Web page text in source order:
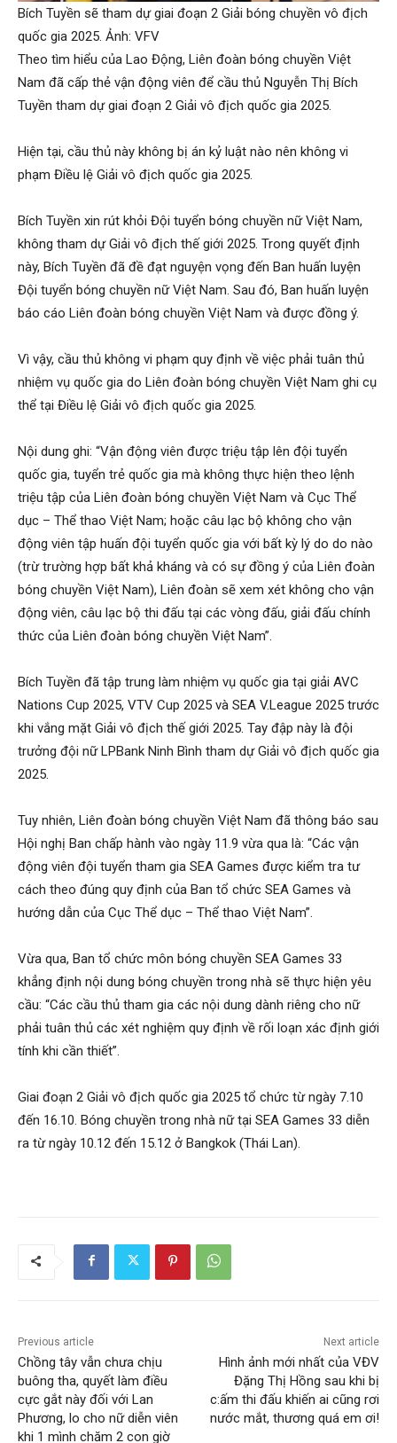
Bích Tuyền sẽ tham dự giai đoạn 2 Giải bóng chuyền vô địch
quốc gia 2025. Ảnh: VFV
Theo tìm hiểu của Lao Động, Liên đoàn bóng chuyền Việt
Nam đã cấp thẻ vận động viên để cầu thủ Nguyễn Thị Bích
Tuyền tham dự giai đoạn 2 Giải vô địch quốc gia 2025.
Hiện tại, cầu thủ này không bị án kỷ luật nào nên không vi
phạm Điều lệ Giải vô địch quốc gia 2025.
Bích Tuyền xin rút khỏi Đội tuyển bóng chuyền nữ Việt Nam,
không tham dự Giải vô địch thế giới 2025. Trong quyết định
này, Bích Tuyền đã đề đạt nguyện vọng đến Ban huấn luyện
Đội tuyển bóng chuyền nữ Việt Nam. Sau đó, Ban huấn luyện
báo cáo Liên đoàn bóng chuyền Việt Nam và được đồng ý.
Vì vậy, cầu thủ không vi phạm quy định về việc phải tuân thủ
nhiệm vụ quốc gia do Liên đoàn bóng chuyền Việt Nam ghi cụ
thể tại Điều lệ Giải vô địch quốc gia 2025.
Nội dung ghi: “Vận động viên được triệu tập lên đội tuyển
quốc gia, tuyển trẻ quốc gia mà không thực hiện theo lệnh
triệu tập của Liên đoàn bóng chuyền Việt Nam và Cục Thể
dục – Thể thao Việt Nam; hoặc câu lạc bộ không cho vận
động viên tập huấn đội tuyển quốc gia với bất kỳ lý do do nào
(trừ trường hợp bất khả kháng và có sự đồng ý của Liên đoàn
bóng chuyền Việt Nam), Liên đoàn sẽ xem xét không cho vận
động viên, câu lạc bộ thi đấu tại các vòng đấu, giải đấu chính
thức của Liên đoàn bóng chuyền Việt Nam”.
Bích Tuyền đã tập trung làm nhiệm vụ quốc gia tại giải AVC
Nations Cup 2025, VTV Cup 2025 và SEA V.League 2025 trước
khi vắng mặt Giải vô địch thế giới 2025. Tay đập này là đội
trưởng đội nữ LPBank Ninh Bình tham dự Giải vô địch quốc gia
2025.
Tuy nhiên, Liên đoàn bóng chuyền Việt Nam đã thông báo sau
Hội nghị Ban chấp hành vào ngày 11.9 vừa qua là: “Các vận
động viên đội tuyển tham gia SEA Games được kiểm tra tư
cách theo đúng quy định của Ban tổ chức SEA Games và
hướng dẫn của Cục Thể dục – Thể thao Việt Nam”.
Vừa qua, Ban tổ chức môn bóng chuyền SEA Games 33
khẳng định nội dung bóng chuyền trong nhà sẽ thực hiện yêu
cầu: “Các cầu thủ tham gia các nội dung dành riêng cho nữ
phải tuân thủ các xét nghiệm quy định về rối loạn xác định giới
tính khi cần thiết”.
Giai đoạn 2 Giải vô địch quốc gia 2025 tổ chức từ ngày 7.10
đến 16.10. Bóng chuyền trong nhà nữ tại SEA Games 33 diễn
ra từ ngày 10.12 đến 15.12 ở Bangkok (Thái Lan).
Previous article
Chồng tây vẫn chưa chịu
buông tha, quyết làm điều
cực gắt này đối với Lan
Phương, lo cho nữ diễn viên
khi 1 mình chăm 2 con giờ
Next article
Hình ảnh mới nhất của VĐV
Đặng Thị Hồng sau khi bị
c:ấm thi đấu khiến ai cũng rơi
nước mắt, thương quá em ơi!